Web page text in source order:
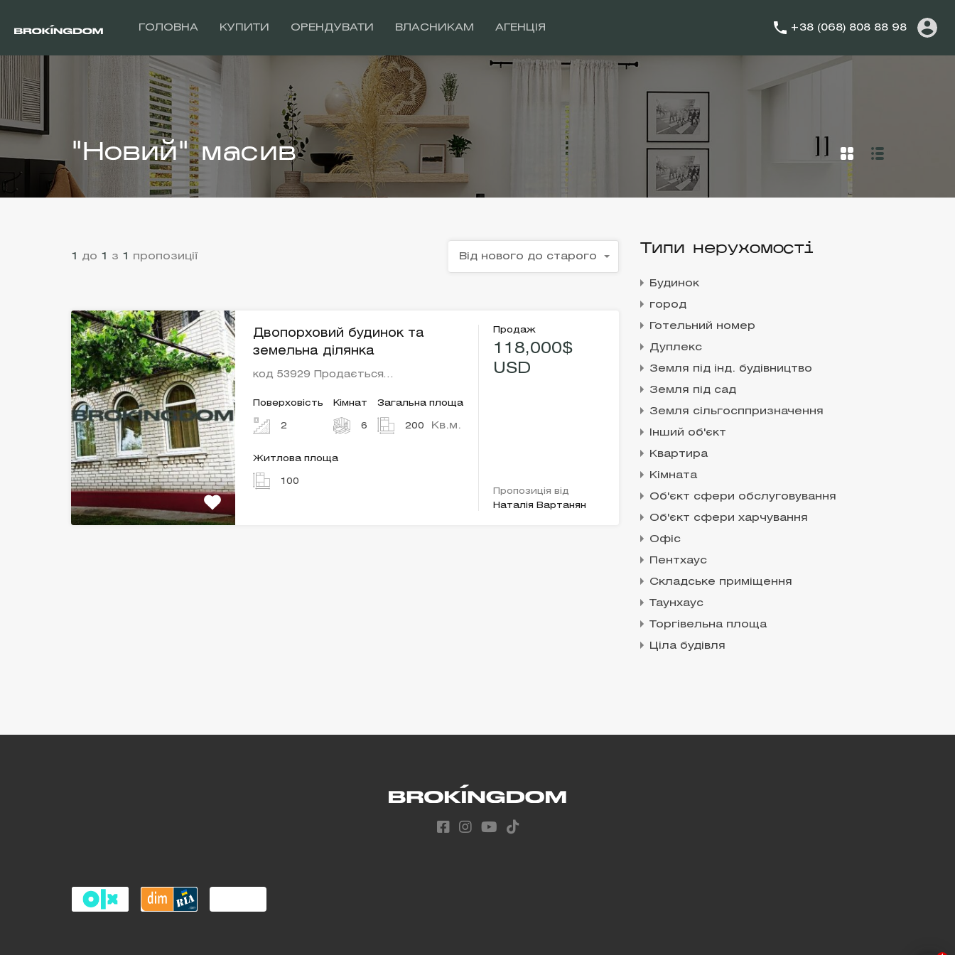
ГОЛОВНА КУПИТИ ОРЕНДУВАТИ ВЛАСНИКАМ АГЕНЦІЯ +38 (068) 808 88 98
"Новий" масив
1 до 1 з 1 пропозиції Від нового до старого
Двопорховий будинок та
земельна ділянка
код 53929 Продається…
Поверховість
2
Кімнат
6
Загальна площа
200 Кв.м.
Житлова площа
100
Продаж
118,000$
USD
Пропозиція від
Наталія Вартанян
Типи нерухомості
Будинок
город
Готельний номер
Дуплекс
Земля під інд. будівництво
Земля під сад
Земля сільгосппризначення
Інший об'єкт
Квартира
Кімната
Об'єкт сфери обслуговування
Об'єкт сфери харчування
Офіс
Пентхаус
Складське приміщення
Таунхаус
Торгівельна площа
Ціла будівля